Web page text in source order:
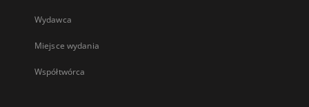
Wydawca
Miejsce wydania
Współtwórca